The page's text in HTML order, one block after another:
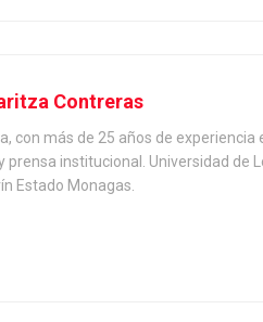
Contreras
con más de 25 años de
prensa institucional. Universidad de
Estado Monagas.